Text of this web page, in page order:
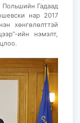
Гадаад
нар 2017
хөнгөлөлттэй
ийн нэмэлт,